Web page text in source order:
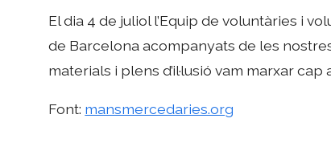
El dia 4 de juliol l’Equip de voluntàries i
de Barcelona acompanyats de les
materials i plens d’il·lusió vam marxar
Font: mansmercedaries.org